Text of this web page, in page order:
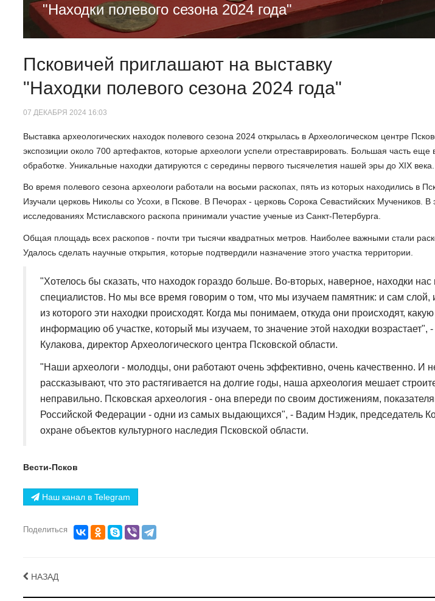
"Находки полевого сезона 2024 года"
Псковичей приглашают на выставку
"Находки полевого сезона 2024 года"
07 ДЕКАБРЯ 2024 16:03
Выставка археологических находок полевого сезона 2024 открылась в Археологическом центре
экспозиции около 700 артефактов, которые археологи успели отреставрировать. Большая часть еще
обработке. Уникальные находки датируются с середины первого тысячелетия нашей эры до XIX века.
Во время полевого сезона археологи работали на восьми раскопах, пять из которых находились в
Изучали церковь Николы со Усохи, в Пскове. В Печорах - церковь Сорока Севастийских Мучеников. В
исследованиях Мстиславского раскопа принимали участие ученые из Санкт-Петербурга.
Общая площадь всех раскопов - почти три тысячи квадратных метров. Наиболее важными стали
Удалось сделать научные открытия, которые подтвердили назначение этого участка территории.
"Хотелось бы сказать, что находок гораздо больше. Во-вторых, наверное, находки нас
специалистов. Но мы все время говорим о том, что мы изучаем памятник: и сам слой,
из которого эти находки происходят. Когда мы понимаем, откуда они происходят,
информацию об участке, который мы изучаем, то значение этой находки возрастает",
Кулакова, директор Археологического центра Псковской области.
"Наши археологи - молодцы, они работают очень эффективно, очень качественно. И
рассказывают, что это растягивается на долгие годы, наша археология мешает
неправильно. Псковская археология - она впереди по своим достижениям,
Российской Федерации - одни из самых выдающихся", - Вадим Нэдик, председатель
охране объектов культурного наследия Псковской области.
Вести-Псков
Наш канал в Telegram
Поделиться
НАЗАД